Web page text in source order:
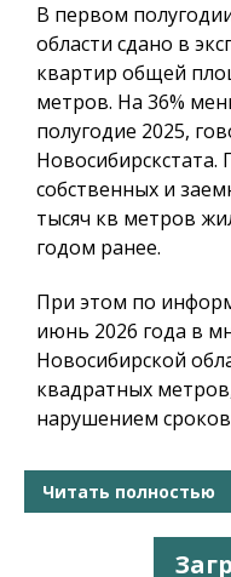
В первом
области сдано в
квартир общей
метров. На 36%
полугодие 2025,
Новосибирскстата.
собственных и
тысяч кв метров
годом ранее.
При этом по
июнь 2026 года в
Новосибирской
квадратных
нарушением
Читать полностью